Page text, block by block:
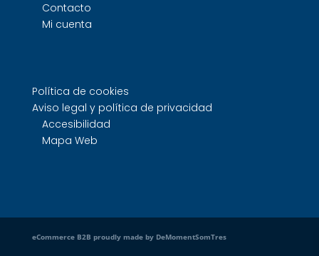
Contacto
Mi cuenta
Política de cookies
Aviso legal y política de privacidad
Accesibilidad
Mapa Web
eCommerce B2B proudly made by DeMomentSomTres